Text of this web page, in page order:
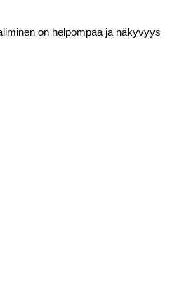
on helpompaa ja näkyvyys